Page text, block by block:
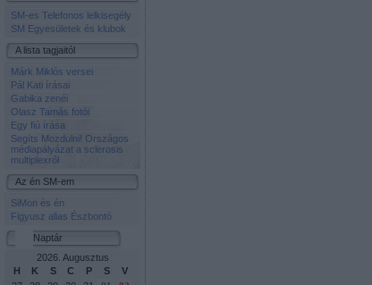
SM-es Telefonos lelkisegély
SM Egyesületek és klubok
A lista tagjaitól
Márk Miklós versei
Pál Kati írásai
Gabika zenéi
Olasz Tamás fotói
Egy fiú írása
Segíts Mozdulni! Országos
médiapályázat a sclerosis
multiplexről
Az én SM-em
SiMon és én
Figyusz alias Észbontó
Naptár
2026. Augusztus
H
K S C P S
V